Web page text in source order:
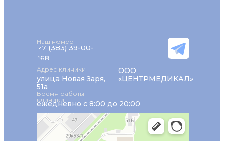
+7 (383) 39-00-
168
Наш номер
ежедневно с 8:00 до 20:00
Время работы
клиники
Адрес клиники
улица Новая Заря,
51а
ООО
«ЦЕНТРМЕДИКАЛ»